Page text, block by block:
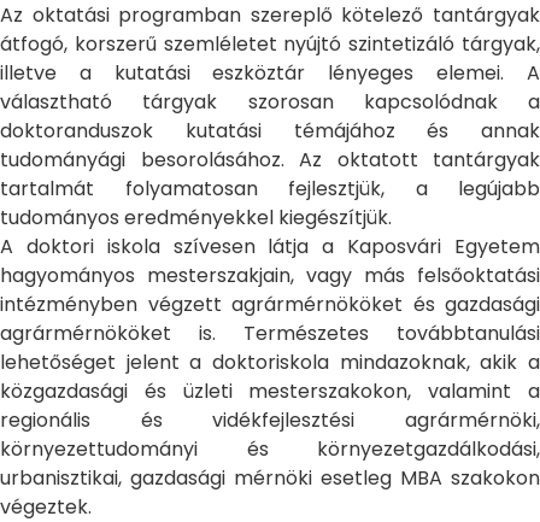
Az oktatási programban szereplő kötelező tantárgyak
átfogó, korszerű szemléletet nyújtó szintetizáló tárgyak,
illetve a kutatási eszköztár lényeges elemei. A
választható tárgyak szorosan kapcsolódnak a
doktoranduszok kutatási témájához és annak
tudományági besorolásához. Az oktatott tantárgyak
tartalmát folyamatosan fejlesztjük, a legújabb
tudományos eredményekkel kiegészítjük.
A doktori iskola szívesen látja a Kaposvári Egyetem
hagyományos mesterszakjain, vagy más felsőoktatási
intézményben végzett agrármérnököket és gazdasági
agrármérnököket is. Természetes továbbtanulási
lehetőséget jelent a doktoriskola mindazoknak, akik a
közgazdasági és üzleti mesterszakokon, valamint a
regionális és vidékfejlesztési agrármérnöki,
környezettudományi és környezetgazdálkodási,
urbanisztikai, gazdasági mérnöki esetleg MBA szakokon
végeztek.